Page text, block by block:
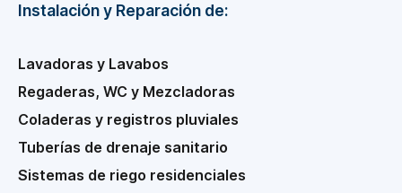
Instalación y Reparación de:
Lavadoras y Lavabos
Regaderas, WC y Mezcladoras
Coladeras y registros pluviales
Tuberías de drenaje sanitario
Sistemas de riego residenciales